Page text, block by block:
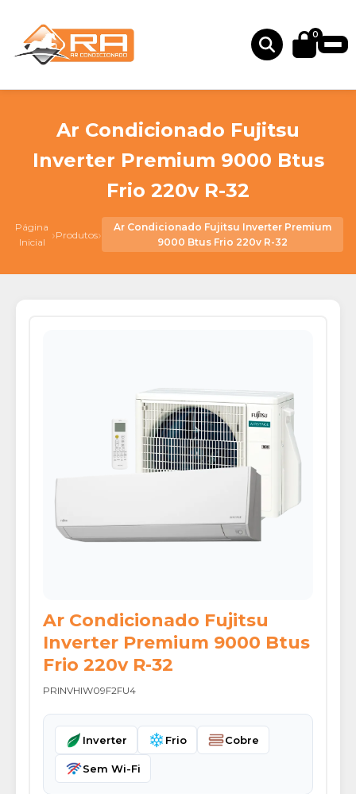
0
Ar Condicionado Fujitsu
Inverter Premium 9000 Btus
Frio 220v R-32
Página
Inicial
›Produtos›
Ar Condicionado Fujitsu Inverter Premium
9000 Btus Frio 220v R-32
Ar Condicionado Fujitsu
Inverter Premium 9000 Btus
Frio 220v R-32
PRINVHIW09F2FU4
Inverter Frio Cobre
Sem Wi-Fi